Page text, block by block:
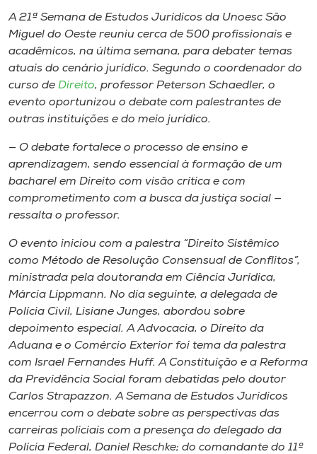
Museu
Unoesc
Store
Selecione
o idioma
A-
A 21ª Semana de Estudos Jurídicos da Unoesc São
Miguel do Oeste reuniu cerca de 500 profissionais e
acadêmicos, na última semana, para debater temas
atuais do cenário jurídico. Segundo o coordenador do
curso de Direito, professor Peterson Schaedler, o
evento oportunizou o debate com palestrantes de
outras instituições e do meio jurídico.
— O debate fortalece o processo de ensino e
aprendizagem, sendo essencial à formação de um
bacharel em Direito com visão crítica e com
comprometimento com a busca da justiça social —
ressalta o professor.
O evento iniciou com a palestra “Direito Sistêmico
como Método de Resolução Consensual de Conflitos”,
ministrada pela doutoranda em Ciência Jurídica,
Márcia Lippmann. No dia seguinte, a delegada de
Polícia Civil, Lisiane Junges, abordou sobre
depoimento especial. A Advocacia, o Direito da
Aduana e o Comércio Exterior foi tema da palestra
com Israel Fernandes Huff. A Constituição e a Reforma
da Previdência Social foram debatidas pelo doutor
Carlos Strapazzon. A Semana de Estudos Jurídicos
encerrou com o debate sobre as perspectivas das
carreiras policiais com a presença do delegado da
Polícia Federal, Daniel Reschke; do comandante do 11º